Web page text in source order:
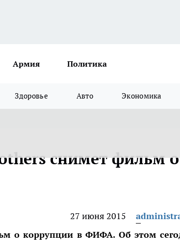
Армия Политика
Здоровье Авто Экономика
снимет фильм о
27 июня 2015
о коррупции в ФИФА. Об этом